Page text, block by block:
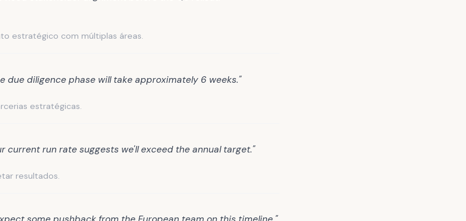
estratégico com múltiplas áreas.
due diligence phase will take approximately 6 weeks."
estratégicas.
current run rate suggests we'll exceed the annual target."
resultados.